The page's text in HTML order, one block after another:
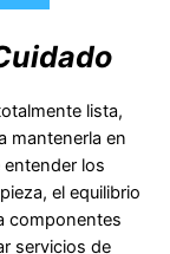
lista,
mantenerla en
los
el equilibrio
componentes
servicios de